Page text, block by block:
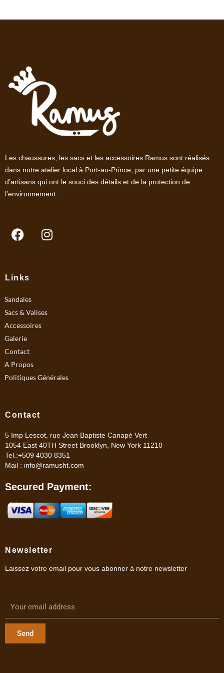
Les chaussures, les sacs et les accessoires Ramus sont réalisés
dans notre atelier local à Port-au-Prince, par une petite équipe
d’artisans qui ont le souci des détails et de la protection de
l’environnement.
F
a
b
o
k
I
n
a
Links
Sandales
Sacs & Valises
Accessoires
Galerie
Contact
A Propos
Politiques Générales
Contact
5 Imp Lescot, rue Jean Baptiste Canapé Vert
1054 East 40TH Street Brooklyn, New York 11210
Tel.:+509 4030 8351
Mail : info@ramusht.com
Secured Payment:
Newsletter
Laissez votre email pour vous abonner à notre newsletter
Send